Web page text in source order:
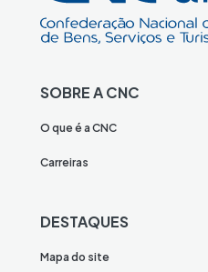
SOBRE A CNC
O que é a CNC
Carreiras
DESTAQUES
Mapa do site